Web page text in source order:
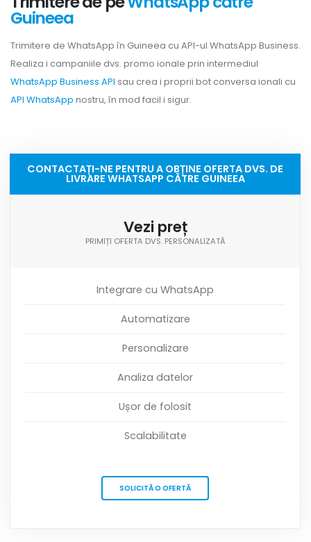
Guineea
Trimitere de WhatsApp în Guineea cu API-ul WhatsApp Business.
Realiza i campaniile dvs. promo ionale prin intermediul
WhatsApp Business API sau crea i proprii bot conversa ionali cu
API WhatsApp nostru, în mod facil i sigur.
CONTACTAȚI-NE PENTRU A OBȚINE OFERTA DVS. DE
LIVRARE WHATSAPP CĂTRE GUINEEA
Vezi preț
PRIMIȚI OFERTA DVS. PERSONALIZATĂ
Integrare cu WhatsApp
Automatizare
Personalizare
Analiza datelor
Ușor de folosit
Scalabilitate
SOLICITĂ O OFERTĂ